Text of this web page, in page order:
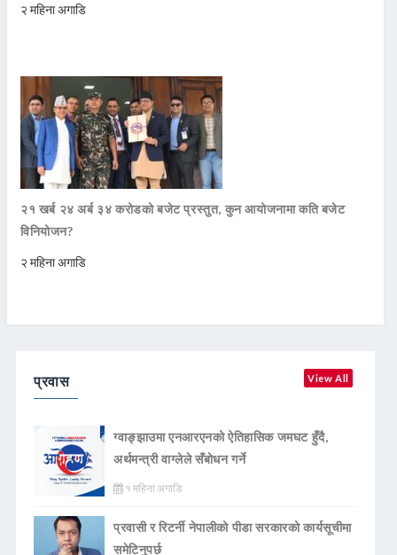
२ महिना अगाडि
२१ खर्ब २४ अर्ब ३४ करोडको बजेट प्रस्तुत, कुन आयोजनामा कति बजेट
विनियोजन?
२ महिना अगाडि
प्रवास View All
ग्वाङ्झाउमा एनआरएनको ऐतिहासिक जमघट हुँदै,
अर्थमन्त्री वाग्लेले सँबोधन गर्ने
१ महिना अगाडि
प्रवासी र रिटर्नी नेपालीको पीडा सरकारको कार्यसूचीमा
समेटिनुपर्छ